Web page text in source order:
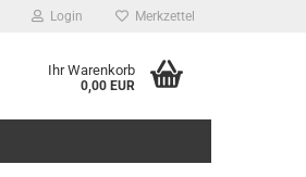
Login Merkzettel
Ihr Warenkorb
0,00 EUR